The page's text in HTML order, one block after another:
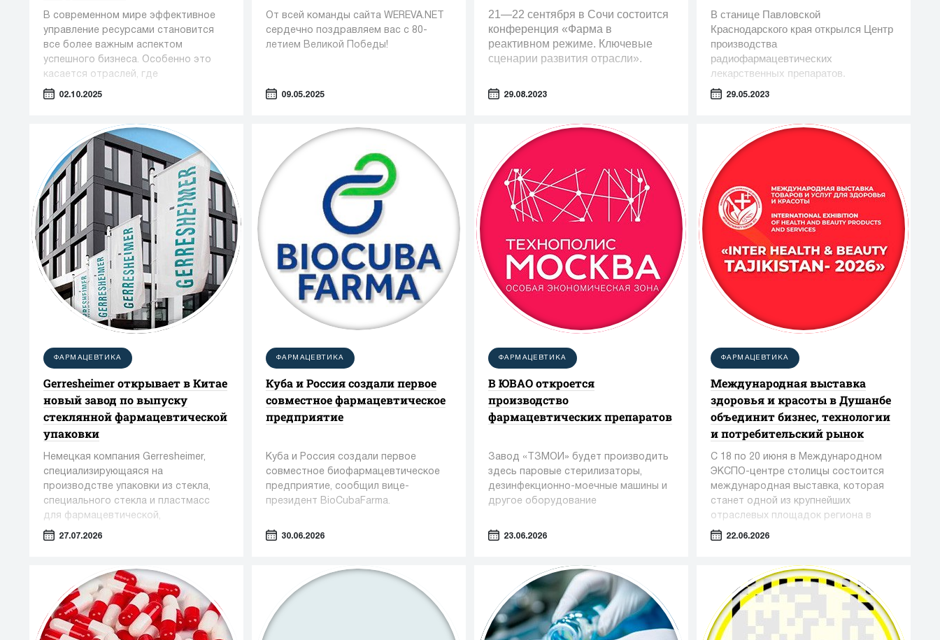
В современном мире эффективное
управление ресурсами становится
все более важным аспектом
успешного бизнеса. Особенно это
касается отраслей, где
оборудование играет ключевую роль
промышленность.
02.10.2025
От всей команды сайта WEREVA.NET
сердечно поздравляем вас с 80-
летием Великой Победы!
09.05.2025
21—22 сентября в Сочи состоится
конференция «Фарма в
реактивном режиме. Ключевые
сценарии развития отрасли».
29.08.2023
В станице Павловской
Краснодарского края открылся Центр
производства
радиофармацевтических
лекарственных препаратов.
29.05.2023
ФАРМАЦЕВТИКА
Gerresheimer открывает в Китае
новый завод по выпуску
стеклянной фармацевтической
упаковки
Немецкая компания Gerresheimer,
специализирующаяся на
производстве упаковки из стекла,
специального стекла и пластмасс
для фармацевтической,
косметической и пищевой
Чжэньцзяне (КНР)
27.07.2026
ФАРМАЦЕВТИКА
Куба и Россия создали первое
совместное фармацевтическое
предприятие
Куба и Россия создали первое
совместное биофармацевтическое
предприятие, сообщил вице-
президент BioCubaFarma.
30.06.2026
ФАРМАЦЕВТИКА
В ЮВАО откроется
производство
фармацевтических препаратов
Завод «ТЗМОИ» будет производить
здесь паровые стерилизаторы,
дезинфекционно-моечные машины и
другое оборудование
23.06.2026
ФАРМАЦЕВТИКА
Международная выставка
здоровья и красоты в Душанбе
объединит бизнес, технологии
и потребительский рынок
С 18 по 20 июня в Международном
ЭКСПО-центре столицы состоится
международная выставка, которая
станет одной из крупнейших
отраслевых площадок региона в
сфере медицины, фармацевтики и
22.06.2026